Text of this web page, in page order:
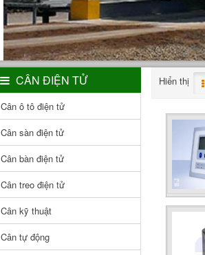
CÂN ĐIỆN TỬ
Cân ô tô điện tử
Cân sàn điện tử
Cân bàn điện tử
Cân treo điện tử
Cân kỹ thuật
Cân tự động
Hiển thị